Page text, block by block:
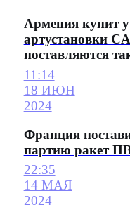
Армения купит
артустановки
поставляются
11:14
18 ИЮН
2024
Франция
партию ракет
22:35
14 МАЯ
2024